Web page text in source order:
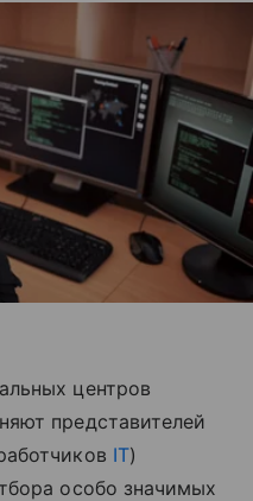
центров
представителей
IT)
особо значимых